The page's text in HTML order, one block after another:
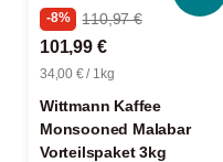
-8% 110,97 €
101,99 €
34,00 € / 1kg
Wittmann Kaffee
Monsooned Malabar
Vorteilspaket 3kg